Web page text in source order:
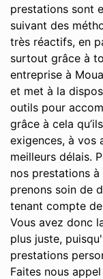
prestations sont
suivant des
très réactifs, en
surtout grâce à
entreprise à
et met à la
outils pour
grâce à cela
exigences, à vos
meilleurs délais.
nos prestations à
prenons soin de
tenant compte
Vous avez donc
plus juste,
prestations
Faites nous